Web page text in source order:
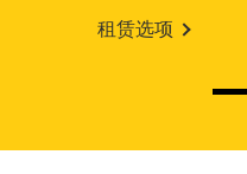
租赁选项